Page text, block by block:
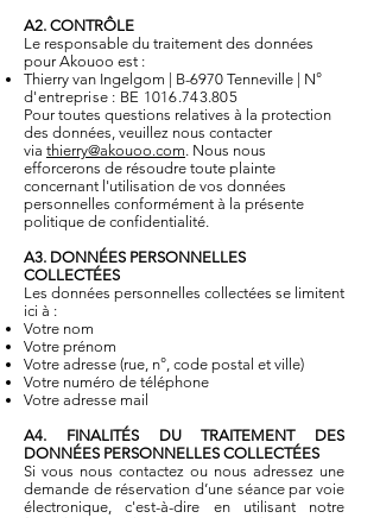
A2. CONTRÔLE
Le responsable du traitement des données
pour Akouoo est :
Thierry van Ingelgom | B-6970 Tenneville | N°
d'entreprise : BE 1016.743.805
Pour toutes questions relatives à la protection
des données, veuillez nous contacter
via thierry@akouoo.com. Nous nous
efforcerons de résoudre toute plainte
concernant l'utilisation de vos données
personnelles conformément à la présente
politique de confidentialité.
A3. DONNÉES PERSONNELLES
COLLECTÉES
Les données personnelles collectées se limitent
ici à :
Votre nom
Votre prénom
Votre adresse (rue, n°, code postal et ville)
Votre numéro de téléphone
Votre adresse mail
A4. FINALITÉS DU TRAITEMENT DES
DONNÉES PERSONNELLES COLLECTÉES
Si vous nous contactez ou nous adressez une
demande de réservation d’une séance par voie
électronique, c'est-à-dire en utilisant notre